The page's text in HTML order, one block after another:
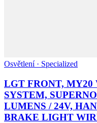
Osvětlení · Specialized
LGT FRONT, MY20
SYSTEM,
LUMENS / 24V,
BRAKE LIGHT